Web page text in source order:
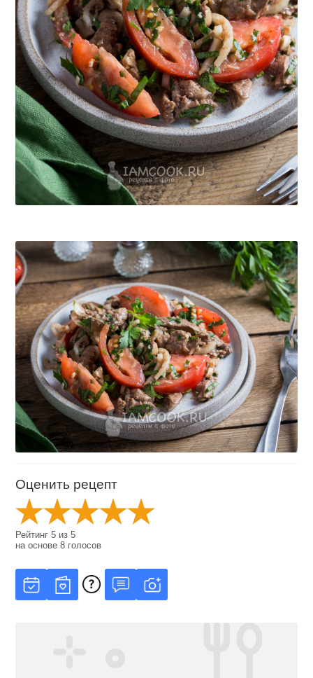
Оценить рецепт
Рейтинг5 из5
на основе8 голосов